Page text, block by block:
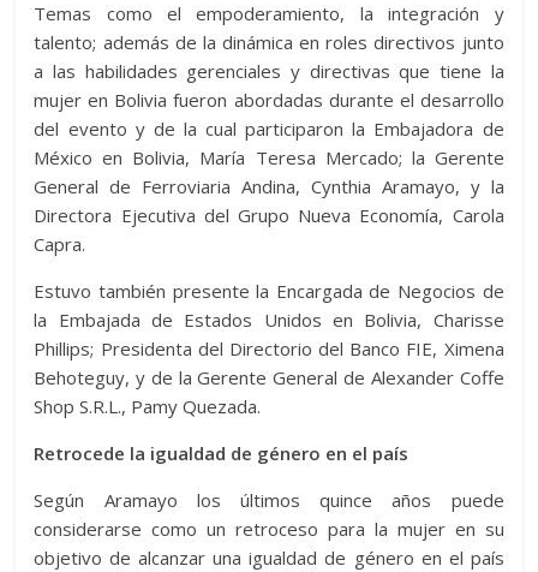
Temas como el empoderamiento, la integración y
talento; además de la dinámica en roles directivos junto
a las habilidades gerenciales y directivas que tiene la
mujer en Bolivia fueron abordadas durante el desarrollo
del evento y de la cual participaron la Embajadora de
México en Bolivia, María Teresa Mercado; la Gerente
General de Ferroviaria Andina, Cynthia Aramayo, y la
Directora Ejecutiva del Grupo Nueva Economía, Carola
Capra.
Estuvo también presente la Encargada de Negocios de
la Embajada de Estados Unidos en Bolivia, Charisse
Phillips; Presidenta del Directorio del Banco FIE, Ximena
Behoteguy, y de la Gerente General de Alexander Coffe
Shop S.R.L., Pamy Quezada.
Retrocede la igualdad de género en el país
Según Aramayo los últimos quince años puede
considerarse como un retroceso para la mujer en su
objetivo de alcanzar una igualdad de género en el país